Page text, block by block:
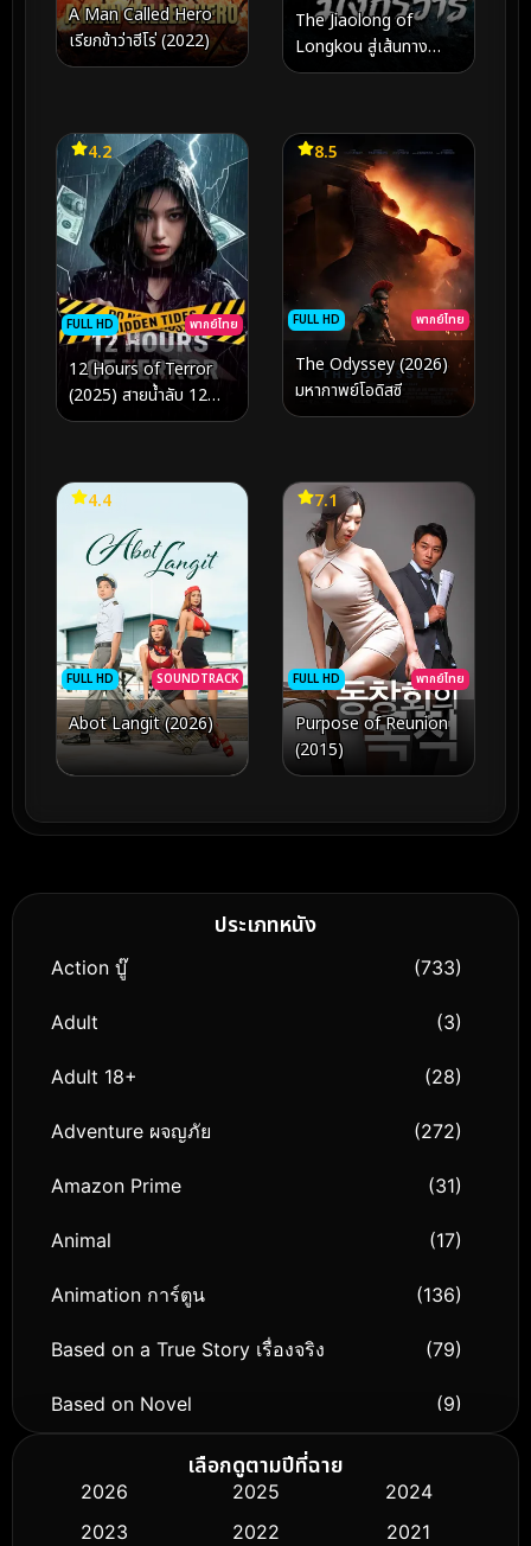
A Man Called Hero
เรียกข้าว่าฮีโร่ (2022)
The Jiaolong of
Longkou สู่เส้นทาง
มังกรวารี (2026)
FULL HD พากย์ไทย
4.2
12 Hours of Terror
(2025) สายน้ำลับ 12
ชั่วโมงหลอน
FULL HD พากย์ไทย
8.5
The Odyssey (2026)
มหากาพย์โอดิสซี
FULL HD SOUNDTRACK
4.4
Abot Langit (2026)
FULL HD พากย์ไทย
7.1
Purpose of Reunion
(2015)
ประเภทหนัง
Action บู๊ (733)
Adult (3)
Adult 18+ (28)
Adventure ผจญภัย (272)
Amazon Prime (31)
Animal (17)
Animation การ์ตูน (136)
Based on a True Story เรื่องจริง (79)
Based on Novel (9)
Biography ชีวิตจริงเลือกดูตามปีที่ฉาย
2026 2025
2024
2023
2022
2021